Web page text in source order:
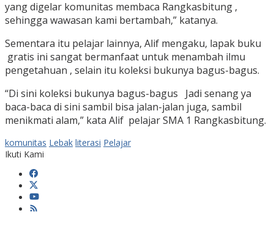
yang digelar komunitas membaca Rangkasbitung ,
sehingga wawasan kami bertambah,” katanya.
Sementara itu pelajar lainnya, Alif mengaku, lapak buku
gratis ini sangat bermanfaat untuk menambah ilmu
pengetahuan , selain itu koleksi bukunya bagus-bagus.
“Di sini koleksi bukunya bagus-bagus Jadi senang ya
baca-baca di sini sambil bisa jalan-jalan juga, sambil
menikmati alam,” kata Alif pelajar SMA 1 Rangkasbitung.
komunitas Lebak literasi Pelajar
Ikuti Kami